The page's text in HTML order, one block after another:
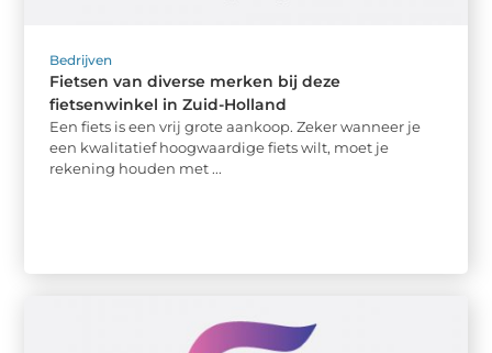
Bedrijven
Fietsen van diverse merken bij deze
fietsenwinkel in Zuid-Holland
Een fiets is een vrij grote aankoop. Zeker wanneer je
een kwalitatief hoogwaardige fiets wilt, moet je
rekening houden met ...